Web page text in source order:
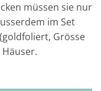
müssen sie nur
im Set
Grösse